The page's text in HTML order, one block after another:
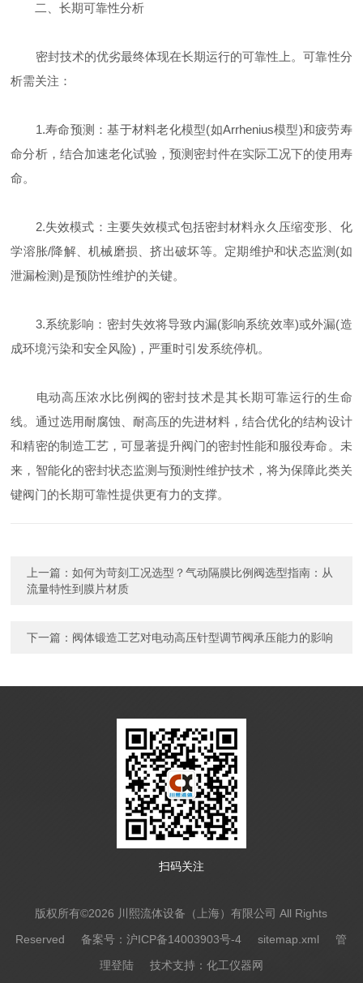
二、长期可靠性分析
密封技术的优劣最终体现在长期运行的可靠性上。可靠性分
析需关注：
1.寿命预测：基于材料老化模型(如Arrhenius模型)和疲劳寿
命分析，结合加速老化试验，预测密封件在实际工况下的使用寿
命。
2.失效模式：主要失效模式包括密封材料永久压缩变形、化
学溶胀/降解、机械磨损、挤出破坏等。定期维护和状态监测(如
泄漏检测)是预防性维护的关键。
3.系统影响：密封失效将导致内漏(影响系统效率)或外漏(造
成环境污染和安全风险)，严重时引发系统停机。
电动高压浓水比例阀的密封技术是其长期可靠运行的生命
线。通过选用耐腐蚀、耐高压的先进材料，结合优化的结构设计
和精密的制造工艺，可显著提升阀门的密封性能和服役寿命。未
来，智能化的密封状态监测与预测性维护技术，将为保障此类关
键阀门的长期可靠性提供更有力的支撑。
上一篇：如何为苛刻工况选型？气动隔膜比例阀选型指南：从
流量特性到膜片材质
下一篇： 阀体锻造工艺对电动高压针型调节阀承压能力的影响
扫码关注
版权所有©2026 川熙流体设备（上海）有限公司 All Rights
Reserved备案号：沪ICP备14003903号-4 sitemap.xml
管
理登陆技术支持： 化工仪器网